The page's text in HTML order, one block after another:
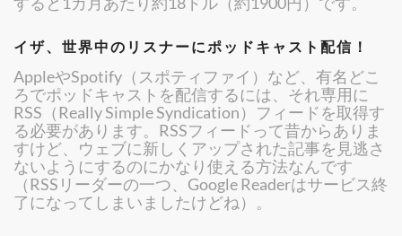
イザ、世界中のリスナーにポッドキャスト配信！
AppleやSpotify（スポティファイ）など、有名どこ
ろでポッドキャストを配信するには、それ専用に
RSS（Really Simple Syndication）フィードを取得す
る必要があります。RSSフィードって昔からありま
すけど、ウェブに新しくアップされた記事を見逃さ
ないようにするのにかなり使える方法なんです
（RSSリーダーの一つ、Google Readerはサービス終
了になってしまいましたけどね）。